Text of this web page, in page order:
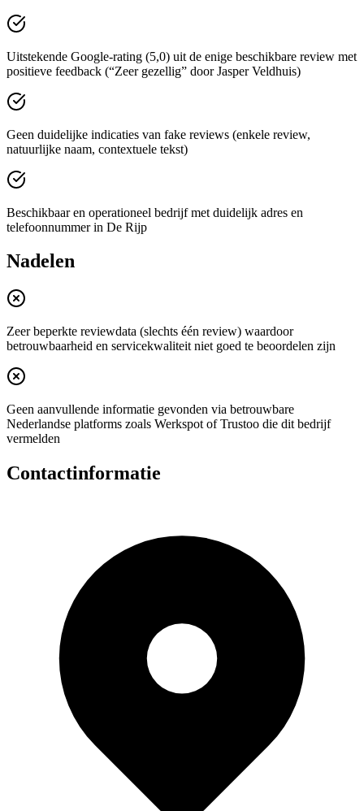
Uitstekende Google-rating (5,0) uit de enige beschikbare review met
positieve feedback (“Zeer gezellig” door Jasper Veldhuis)
Geen duidelijke indicaties van fake reviews (enkele review,
natuurlijke naam, contextuele tekst)
Beschikbaar en operationeel bedrijf met duidelijk adres en
telefoonnummer in De Rijp
Nadelen
Zeer beperkte reviewdata (slechts één review) waardoor
betrouwbaarheid en servicekwaliteit niet goed te beoordelen zijn
Geen aanvullende informatie gevonden via betrouwbare
Nederlandse platforms zoals Werkspot of Trustoo die dit bedrijf
vermelden
Contactinformatie